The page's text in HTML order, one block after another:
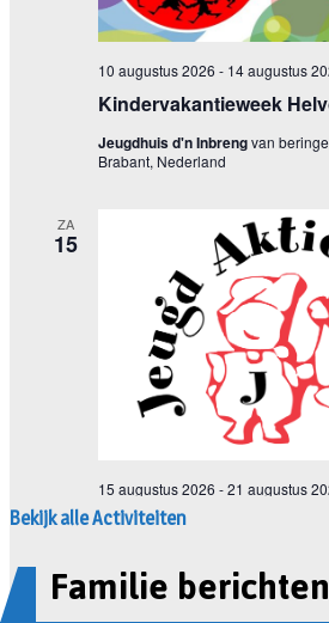
Bekijk alle Activiteiten
Familie berichten